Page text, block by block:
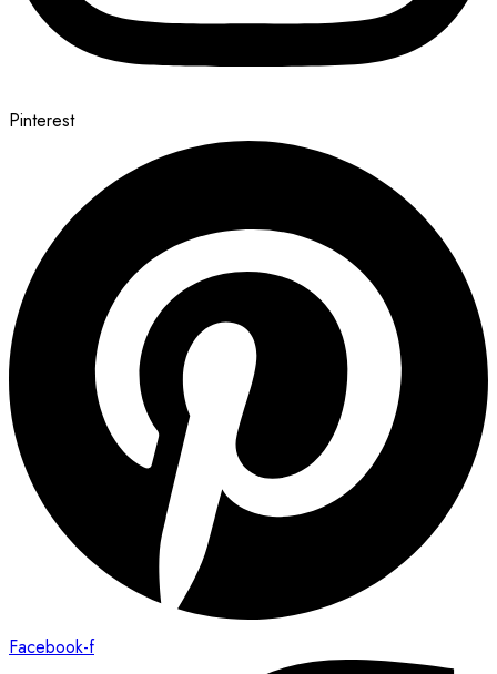
Pinterest
Facebook-f